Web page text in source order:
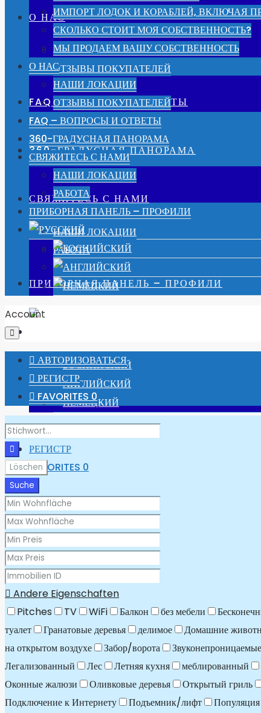
О НАС
НАШИ ЛОКАЦИИ
ОТЗЫВЫ ПОКУПАТЕЛЕЙ
FAQ – ВОПРОСЫ И ОТВЕТЫ
360-ГРАДУСНАЯ ПАНОРАМА
СВЯЖИТЕСЬ С НАМИ
НАШИ ЛОКАЦИИ
РАБОТА
ПРИБОРНАЯ ПАНЕЛЬ – ПРОФИЛИ
АВТОРИЗОВАТЬСЯ
РЕГИСТР
FAVORITES 0
ИМПОРТ ЛОДОК И КОРАБЛЕЙ, ВКЛЮЧАЯ
СКОЛЬКО СТОИТ МОЯ СОБСТВЕННОСТЬ?
МЫ ПРОДАЕМ ВАШУ СОБСТВЕННОСТЬ
О НАС
НАШИ ЛОКАЦИИ
ОТЗЫВЫ ПОКУПАТЕЛЕЙ
FAQ – ВОПРОСЫ И ОТВЕТЫ
360-ГРАДУСНАЯ ПАНОРАМА
СВЯЖИТЕСЬ С НАМИ
НАШИ ЛОКАЦИИ
РАБОТА
ПРИБОРНАЯ ПАНЕЛЬ – ПРОФИЛИ
Account
АВТОРИЗОВАТЬСЯ
РЕГИСТР
FAVORITES 0
Löschen
Suche
Andere Eigenschaften
Pitches
TV WiFi Балкон без мебели
туалет
Гранатовые деревья делимое Домашние
на открытом воздухе
Забор/ворота
Легализованный
Лес Летняя кухня меблированный
Оконные жалюзи
Оливковые деревья Открытый гриль
Подключение к Интернету
Подъемник/лифт Популяция